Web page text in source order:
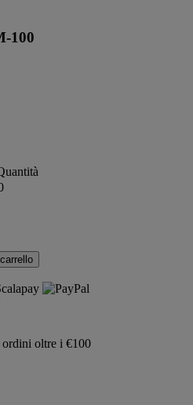
100
ordini oltre i €100